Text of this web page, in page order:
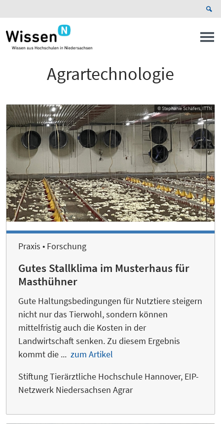
Agrartechnologie
© Stephanie Schäfers, ITTN
Praxis • Forschung
Gutes Stallklima im Musterhaus für
Masthühner
Gute Haltungsbedingungen für Nutztiere steigern
nicht nur das Tierwohl, sondern können
mittelfristig auch die Kosten in der
Landwirtschaft senken. Zu diesem Ergebnis
kommt die ... zum Artikel
Stiftung Tierärztliche Hochschule Hannover, EIP-
Netzwerk Niedersachsen Agrar